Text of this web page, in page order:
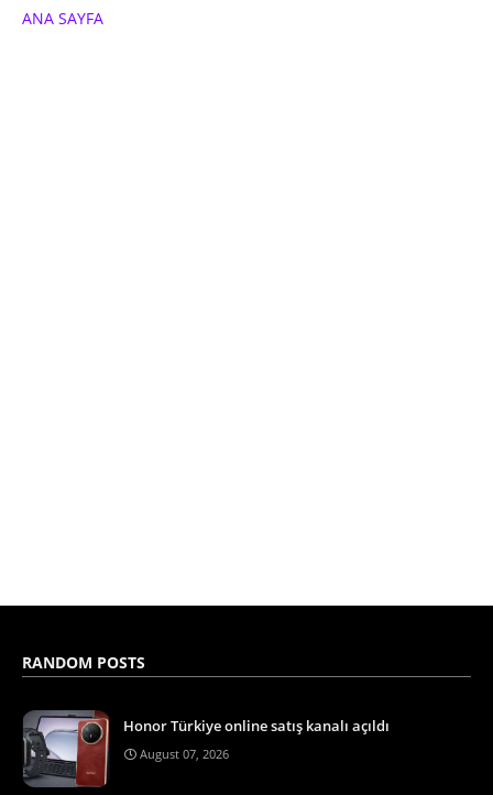
ANA SAYFA
RANDOM POSTS
Honor Türkiye online satış kanalı açıldı
August 07, 2026